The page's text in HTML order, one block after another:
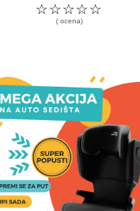
☆
☆
☆
☆
☆
( ocena)